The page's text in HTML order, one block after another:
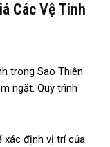
Các Vệ Tinh
trong Sao Thiên
ngặt. Quy trình
xác định vị trí của